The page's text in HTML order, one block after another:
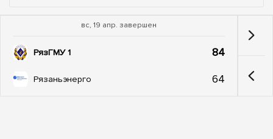
вс, 19 апр. завершен
РязГМУ 1 84
Рязаньэнерго 64